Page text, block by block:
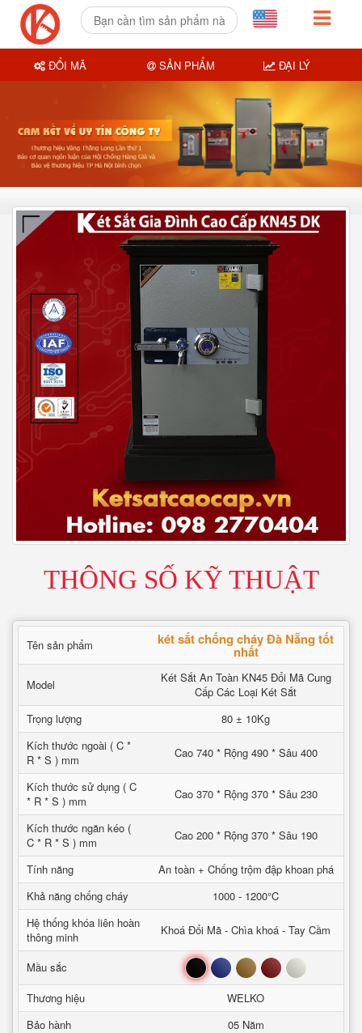
THÔNG SỐ KỸ THUẬT
Tên sản phẩm két sắt chống cháy Đà Nẵng tốt
nhất
Model
Két Sắt An Toàn KN45 Đổi Mã Cung
Cấp Các Loại Két Sắt
Trọng lượng
80 ± 10Kg
Kích thước ngoài ( C *
R * S ) mm
Cao 740 * Rộng 490 * Sâu 400
Kích thước sử dụng ( C
* R * S ) mm
Cao 370 * Rộng 370 * Sâu 230
Kích thước ngăn kéo (
C * R * S ) mm
Cao 200 * Rộng 370 * Sâu 190
Tính năng
An toàn + Chống trộm đập khoan phá
Khả năng chống cháy
1000 - 1200°C
Hệ thống khóa liên hoàn
thông minh
Khoá Đổi Mã - Chìa khoá - Tay Cầm
Mầu sắc Đen Xanh Nâu Đỏ Trắng
Thương hiệu
WELKO
Bảo hành
05 Năm
ĐỔI MÃ SẢN PHẨM ĐẠI LÝ